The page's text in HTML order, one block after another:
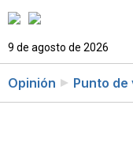
9 de agosto de 2026
Opinión Punto de